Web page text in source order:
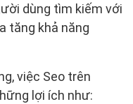
dùng tìm kiếm với
tăng khả năng
việc Seo trên
lợi ích như: